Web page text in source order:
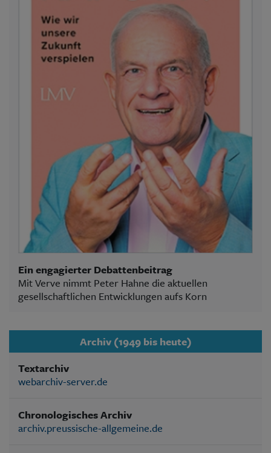
Ein engagierter Debattenbeitrag
Mit Verve nimmt Peter Hahne die aktuellen
gesellschaftlichen Entwicklungen aufs Korn
Archiv (1949 bis heute)
Textarchiv
webarchiv-server.de
Chronologisches Archiv
archiv.preussische-allgemeine.de